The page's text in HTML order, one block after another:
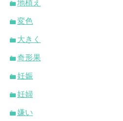
地植え
変色
大きく
奇形果
妊娠
妊婦
嫌い